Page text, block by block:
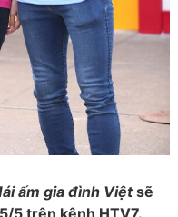
ấm gia đình Việtsẽ